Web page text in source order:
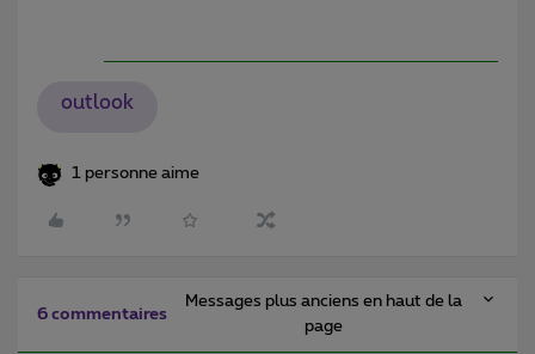
outlook
1 personne aime
6 commentaires
Messages plus anciens en haut de la
page